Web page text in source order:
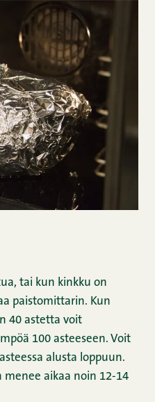
tai kun kinkku on
paistomittarin. Kun
40 astetta voit
100 asteeseen. Voit
alusta loppuun.
menee aikaa noin 12-14